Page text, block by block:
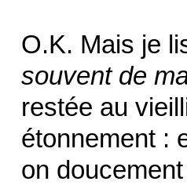
O.K. Mais je
souvent de
restée au
étonnement :
on